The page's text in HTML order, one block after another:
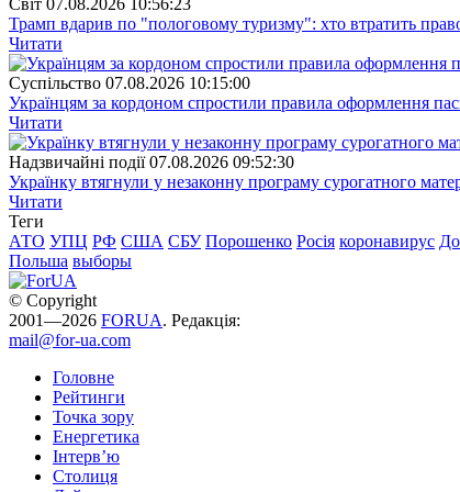
Трамп вдарив по "пологовому туризму": хто втратить
Читати
Суспiльство 07.08.2026 10:15:00
Українцям за кордоном спростили правила оформлення
Читати
Надзвичайні події 07.08.2026 09:52:30
Українку втягнули у незаконну програму сурогатного
Читати
Теги
АТО УПЦ РФ США СБУ Порошенко Росія коронавирус
Польша выборы
© Copyright
2001—2026 FORUA. Редакція:
mail@for-ua.com
Головне
Рейтинги
Точка зору
Енергетика
Інтерв’ю
Столиця